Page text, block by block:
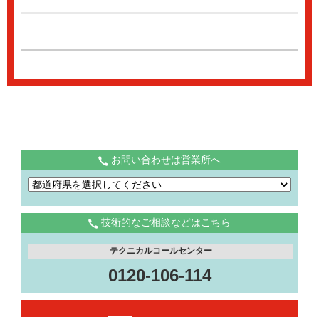
お問い合わせは営業所へ
技術的なご相談などはこちら
テクニカルコールセンター
0120-106-114